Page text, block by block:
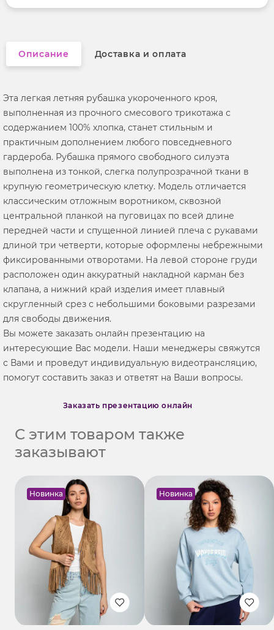
Вырез горловины отложной воротник
Описание Доставка и оплата
Эта легкая летняя рубашка укороченного кроя,
выполненная из прочного смесового трикотажа с
содержанием 100% хлопка, станет стильным и
практичным дополнением любого повседневного
гардероба. Рубашка прямого свободного силуэта
выполнена из тонкой, слегка полупрозрачной ткани в
крупную геометрическую клетку. Модель отличается
классическим отложным воротником, сквозной
центральной планкой на пуговицах по всей длине
передней части и спущенной линией плеча с рукавами
длиной три четверти, которые оформлены небрежными
фиксированными отворотами. На левой стороне груди
расположен один аккуратный накладной карман без
клапана, а нижний край изделия имеет плавный
скругленный срез с небольшими боковыми разрезами
для свободы движения.
Вы можете заказать онлайн презентацию на
интересующие Вас модели. Наши менеджеры свяжутся
с Вами и проведут индивидуальную видеотрансляцию,
помогут составить заказ и ответят на Ваши вопросы.
Заказать презентацию онлайн
С этим товаром также
заказывают
Новинка Новинка